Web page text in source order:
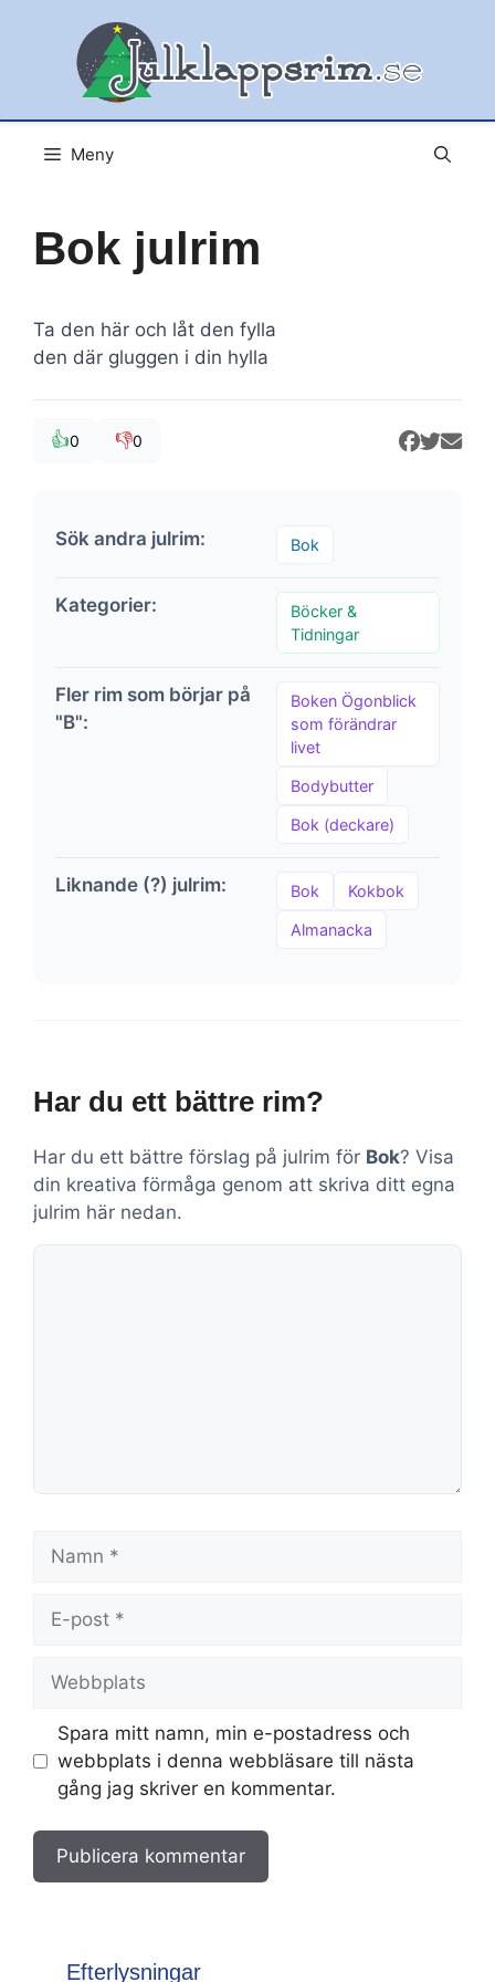
Meny
Bok julrim
Ta den här och låt den fylla
den där gluggen i din hylla
👍0 👎0
Sök andra julrim: Bok
Kategorier:
Böcker &
Tidningar
Fler rim som börjar på
"B":
Boken Ögonblick
som förändrar
livet
Bodybutter
Bok (deckare)
Liknande (?) julrim: Bok Kokbok
Almanacka
Har du ett bättre rim?
Har du ett bättre förslag på julrim för Bok? Visa
din kreativa förmåga genom att skriva ditt egna
julrim här nedan.
Kommentar
post
Spara mitt namn, min e-postadress och
webbplats i denna webbläsare till nästa
gång jag skriver en kommentar.
Efterlysningar